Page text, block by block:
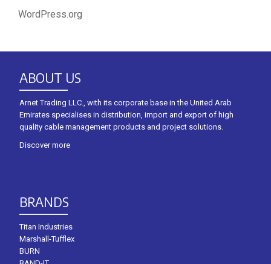
WordPress.org
ABOUT US
Arnet Trading LLC., with its corporate base in the United Arab
Emirates specialises in distribution, import and export of high
quality cable management products and project solutions.
Discover more
BRANDS
Titan Industries
Marshall-Tufflex
BURN